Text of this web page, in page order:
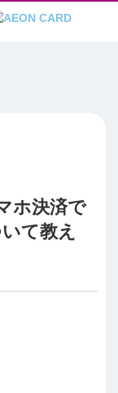
ホ決済で
て教え